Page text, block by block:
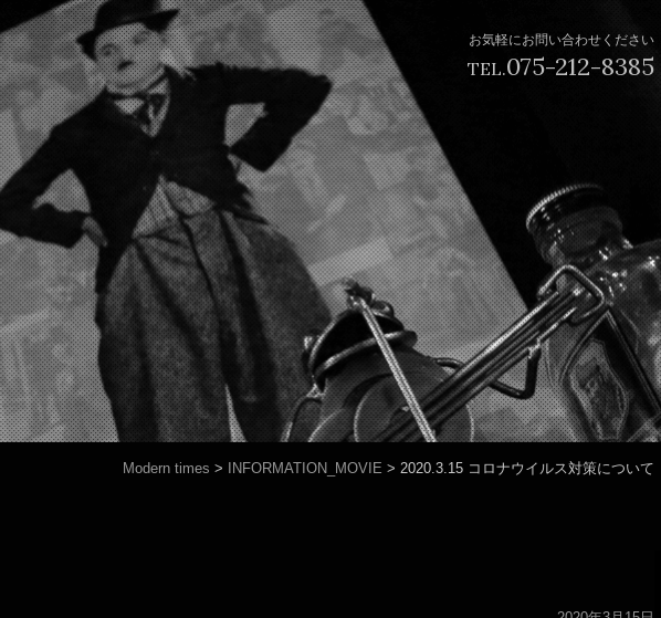
お気軽にお問い合わせください
TEL.075-212-8385
Modern times > INFORMATION_MOVIE > 2020.3.15 コロナウイルス対策について